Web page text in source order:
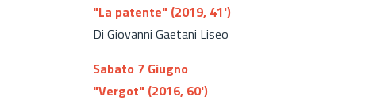
"La patente" (2019, 41')
Di Giovanni Gaetani Liseo
Sabato 7 Giugno
"Vergot" (2016, 60')